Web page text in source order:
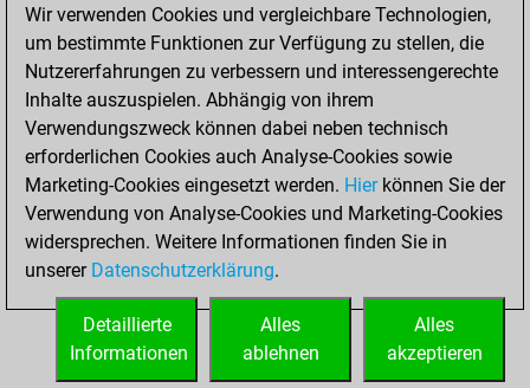
Matt auf vollem Brett
0
Bauer setzt Matt
0
Erstickte Matts
Unterverwandlungen
Türme auf der siebten
0
STARTSEITE
Wir verwenden Cookies und vergleichbare Technologien,
um bestimmte Funktionen zur Verfügung zu stellen, die
Nutzererfahrungen zu verbessern und interessengerechte
Inhalte auszuspielen. Abhängig von ihrem
Verwendungszweck können dabei neben technisch
erforderlichen Cookies auch Analyse-Cookies sowie
Marketing-Cookies eingesetzt werden. Hierkönnen Sie der
Verwendung von Analyse-Cookies und Marketing-Cookies
widersprechen. Weitere Informationen finden Sie in
unserer Datenschutzerklärung.
Alles
akzeptieren
Alles
ablehnen
Detaillierte
Informationen